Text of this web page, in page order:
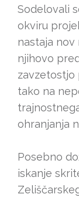
Sodelovali
okviru
nastaja nov
njihovo
zavzetostjo
tako na
ohranjanja
Posebno
iskanje